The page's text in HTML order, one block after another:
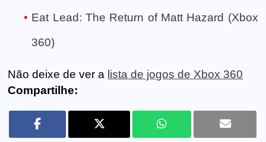
Eat Lead: The Return of Matt Hazard (Xbox
360)
Não deixe de ver a lista de jogos de Xbox 360
Compartilhe: